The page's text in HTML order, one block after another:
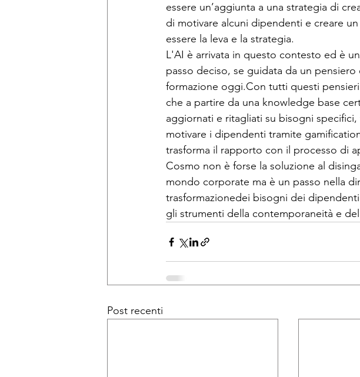
essere un’aggiunta a una strategia di
di motivare alcuni dipendenti e creare
essere la leva e la strategia.
L'AI è arrivata in questo contesto ed è
passo deciso, se guidata da un
formazione oggi.Con tutti questi
che a partire da una knowledge base
aggiornati e ritagliati su bisogni
motivare i dipendenti tramite
trasforma il rapporto con il processo di
Cosmo non è forse la soluzione al
mondo corporate ma è un passo nella
trasformazionedei bisogni dei
gli strumenti della contemporaneità e
Post recenti